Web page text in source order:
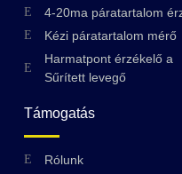
4-20ma páratartalom
Kézi páratartalom mérő
Harmatpont érzékelő a
Sűrített levegő
Támogatás
Rólunk